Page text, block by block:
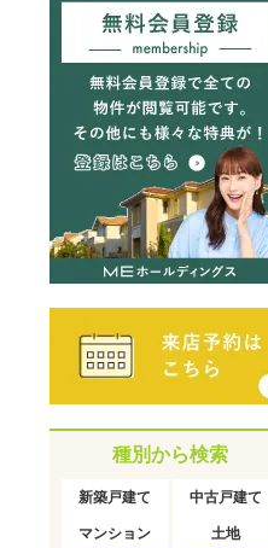
種別から検索
新築戸建て 中古戸建て
マンション 土地